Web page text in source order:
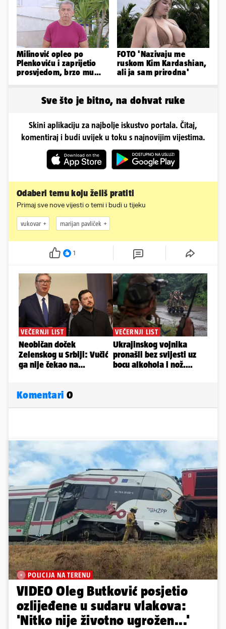
Milinović opleo po
Plenkoviću i zaprijetio
prosvjedom, brzo mu
FOTO 'Nazivaju me
ruskom Kim Kardashian,
ali ja sam prirodna'
Sve što je bitno, na dohvat ruke
Skini aplikaciju za najbolje iskustvo portala. Čitaj,
komentiraj i budi uvijek u toku s najnovijim vijestima.
Odaberi temu koju želiš pratiti
Primaj sve nove vijesti o temi i budi u tijeku
vukovar marijan pavliček
1
Komentari 0
POLICIJA NA TERENU
VIDEO Oleg Butković posjetio
ozlijeđene u sudaru vlakova:
'Nitko nije životno ugrožen...'